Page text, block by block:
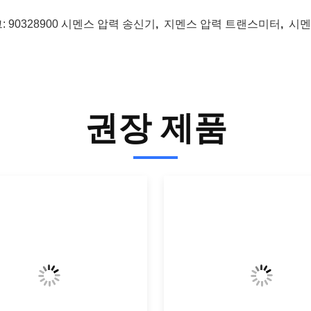
: 90328900 시멘스 압력 송신기 , 지멘스 압력 트랜스미터 , 시
권장 제품